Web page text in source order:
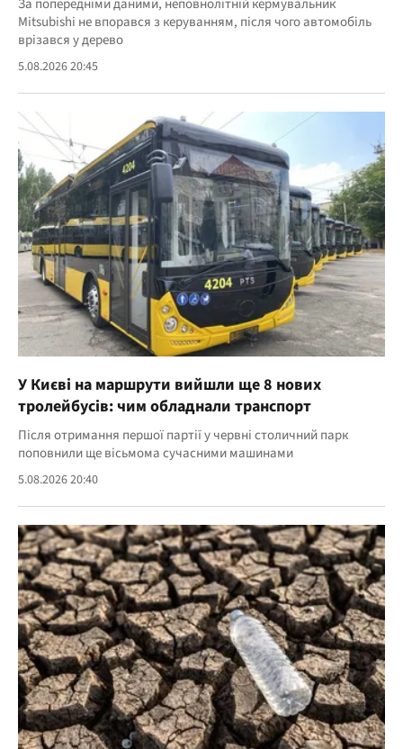
За попередніми даними, неповнолітній кермувальник
Mitsubishi не впорався з керуванням, після чого автомобіль
врізався у дерево
5.08.2026 20:45
У Києві на маршрути вийшли ще 8 нових
тролейбусів: чим обладнали транспорт
Після отримання першої партії у червні столичний парк
поповнили ще вісьмома сучасними машинами
5.08.2026 20:40